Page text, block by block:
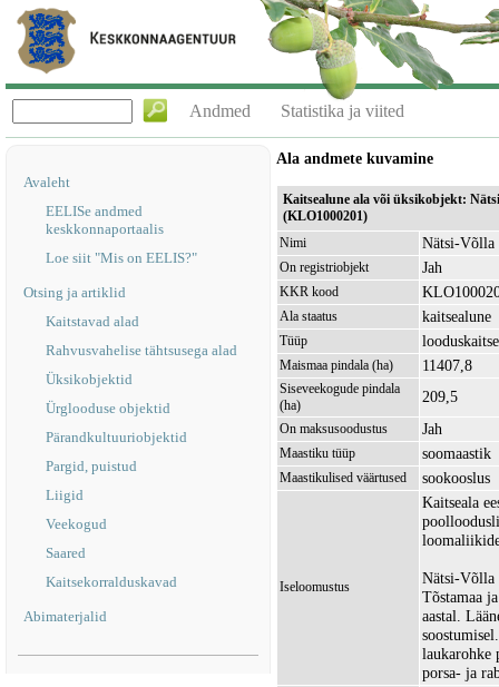
Andmed Statistika ja viited
Avaleht
EELISe andmed
keskkonnaportaalis
Loe siit "Mis on EELIS?"
Otsing ja artiklid
Kaitstavad alad
Rahvusvahelise tähtsusega alad
Üksikobjektid
Ürglooduse objektid
Pärandkultuuriobjektid
Pargid, puistud
Liigid
Veekogud
Saared
Kaitsekorralduskavad
Abimaterjalid
Ala andmete kuvamine
Kaitsealune ala või üksikobjekt:
(KLO1000201)
Nimi
Nätsi-Võlla
On registriobjekt Jah
KKR kood
Ala staatus kaitsealune
Tüüp
Maismaa pindala (ha) 11407,8
Siseveekogude pindala
(ha)
209,5
On maksusoodustus Jah
Maastiku tüüp soomaastik
Maastikulised väärtused sookooslus
Iseloomustus
Kaitseala
Nätsi-Võlla
Tõstamaa
aastal.
laukarohke
porsa- ja